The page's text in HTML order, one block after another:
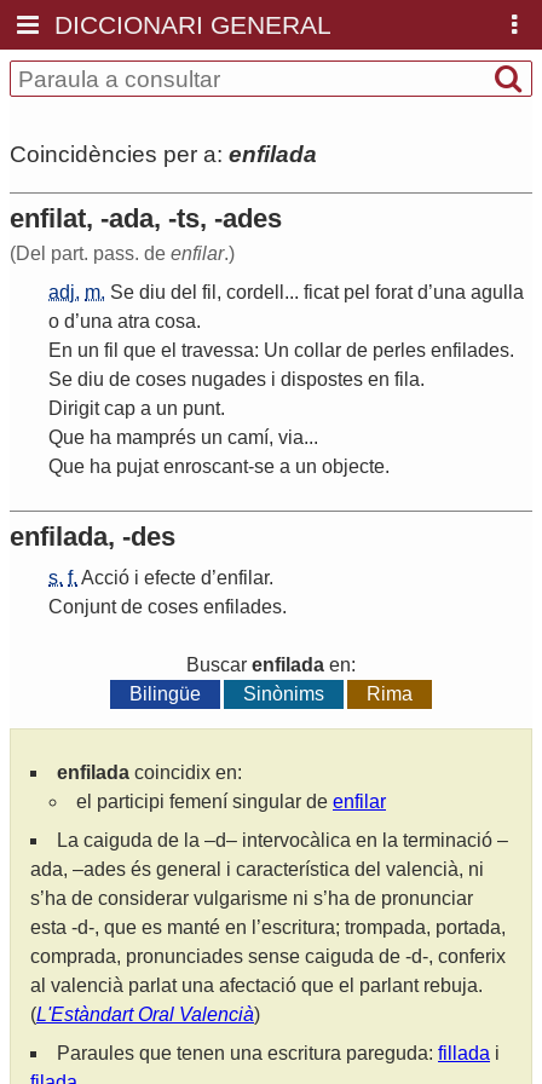
DICCIONARI GENERAL
Coincidències per a: enfilada
enfilat, -ada, -ts, -ades
(Del part. pass. de enfilar.)
adj. m. Se diu del fil , cordell ... ficat pel forat d’una agulla
o d’una atra cosa.
En un fil que el travessa: Un collar de perles enfilades.
Se diu de coses nugades i dispostes en fila.
Dirigit cap a un punt.
Que ha mamprés un camí, via...
Que ha pujat enroscant-se a un objecte.
enfilada, -des
s. f. Acció i efecte d’enfilar.
Conjunt de coses enfilades.
Buscar enfilada en:
Bilingüe
Sinònims Rima
enfilada coincidix en:
el participi femení singular de enfilar
La caiguda de la –d– intervocàlica en la terminació –
ada, –ades és general i característica del valencià, ni
s’ha de considerar vulgarisme ni s’ha de pronunciar
esta -d-, que es manté en l’escritura; trompada, portada,
comprada, pronunciades sense caiguda de -d-, conferix
al valencià parlat una afectació que el parlant rebuja.
(L'Estàndart Oral Valencià)
Paraules que tenen una escritura pareguda: fillada i